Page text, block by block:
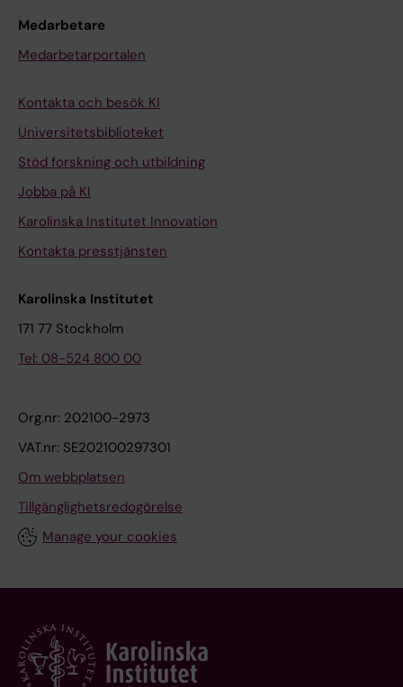
Medarbetare
Medarbetarportalen
Kontakta och besök KI
Universitetsbiblioteket
Stöd forskning och utbildning
Jobba på KI
Karolinska Institutet Innovation
Kontakta presstjänsten
Karolinska Institutet
171 77 Stockholm
Tel: 08-524 800 00
Org.nr: 202100-2973
VAT.nr: SE202100297301
Om webbplatsen
Tillgänglighetsredogörelse
Manage your cookies